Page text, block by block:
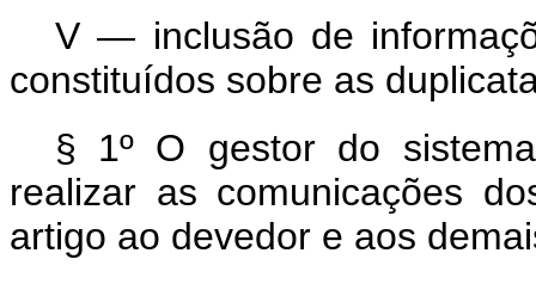
V — inclusão de
constituídos sobre as
§ 1º O gestor do
realizar as comunicações
artigo ao devedor e aos